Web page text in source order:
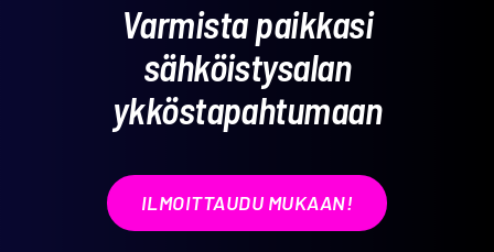
Varmista paikkasi
sähköistysalan
ykköstapahtumaan
ILMOITTAUDU MUKAAN!